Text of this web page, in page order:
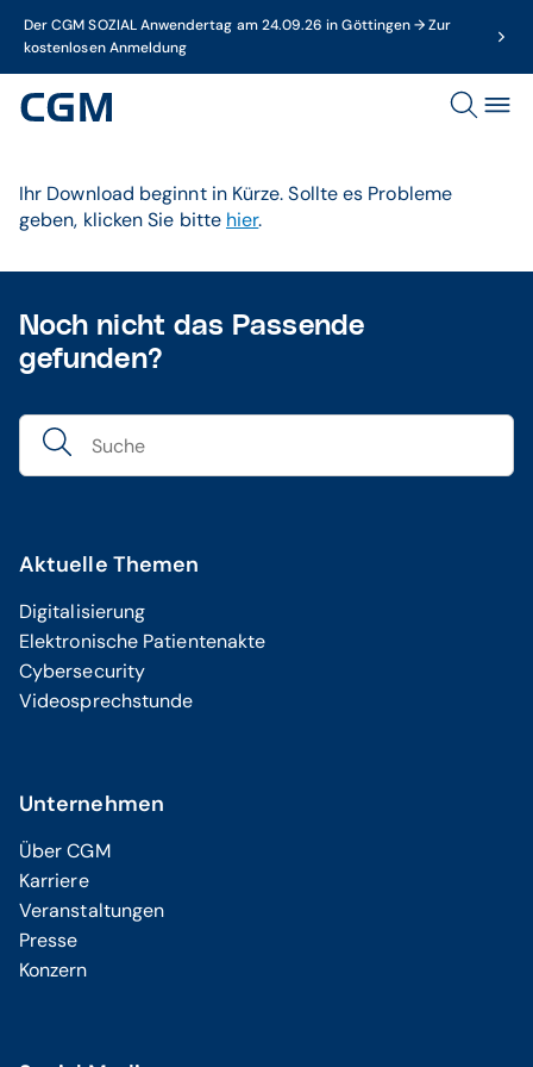
Der CGM SOZIAL Anwendertag am 24.09.26 in Göttingen → Zur
kostenlosen Anmeldung
Ihr Download beginnt in Kürze. Sollte es Probleme
geben, klicken Sie bitte hier.
Noch nicht das Passende
gefunden?
Aktuelle Themen
Digitalisierung
Elektronische Patientenakte
Cybersecurity
Videosprechstunde
Unternehmen
Über CGM
Karriere
Veranstaltungen
Presse
Konzern